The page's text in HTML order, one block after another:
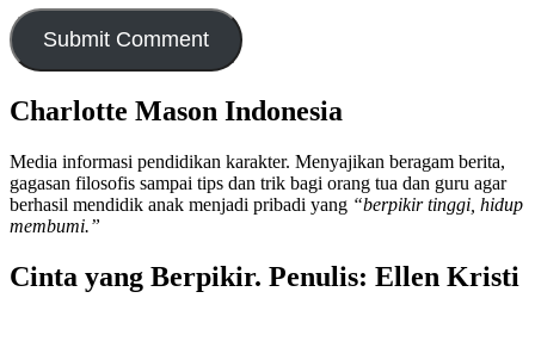
Charlotte Mason Indonesia
Media informasi pendidikan karakter. Menyajikan beragam berita,
gagasan filosofis sampai tips dan trik bagi orang tua dan guru agar
berhasil mendidik anak menjadi pribadi yang “berpikir tinggi, hidup
membumi.”
Cinta yang Berpikir. Penulis: Ellen Kristi